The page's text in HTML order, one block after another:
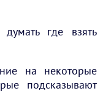
где взять
на некоторые
подсказывают